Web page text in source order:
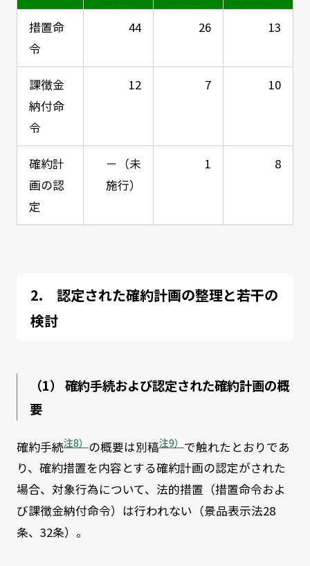
措置命
令
44 26 13
課徴金
納付命
令
12 7 10
確約計
画の認
定
－（未
施行）
1 8
認定された確約計画の整理と若干の
検討
（1） 確約手続および認定された確約計画の概
要
確約手続注8） の概要は別稿注9） で触れたとおりであ
り、確約措置を内容とする確約計画の認定がされた
場合、対象行為について、法的措置（措置命令およ
び課徴金納付命令）は行われない（景品表示法28
条、32条）。